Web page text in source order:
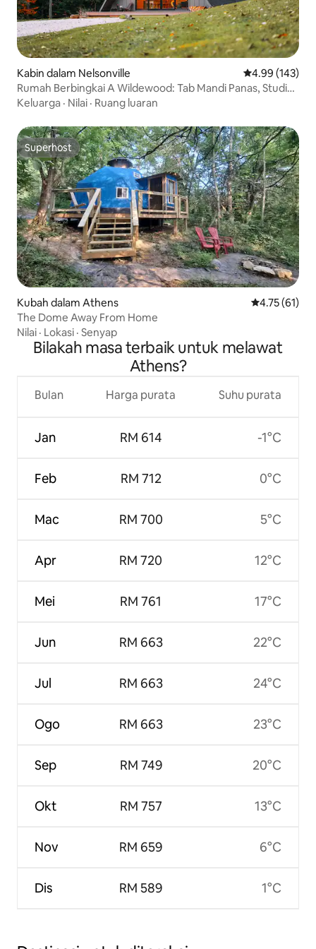
Kabin dalam Nelsonville Penarafan
4.99 (143)
Rumah Berbingkai A Wildewood: Tab Mandi Panas, Studio
Yoga, Lubang Api
Keluarga · Nilai · Ruang luaran
Superhost
Superhost
Kubah dalam Athens Penarafan
4.75 (61)
The Dome Away From Home
Nilai · Lokasi · Senyap
Bilakah masa terbaik untuk melawat
Athens?
Bulan
Jan
Feb
Mac
Apr
Mei
Jun
Jul
Ogo
Sep
Okt
Nov
Dis
Harga purata
RM 614
RM 712
RM 700
RM 720
RM 761
RM 663
RM 663
RM 663
RM 749
RM 757
RM 659
RM 589
Suhu purata
-1°C
0°C
5°C
12°C
17°C
22°C
24°C
23°C
20°C
13°C
6°C
1°C